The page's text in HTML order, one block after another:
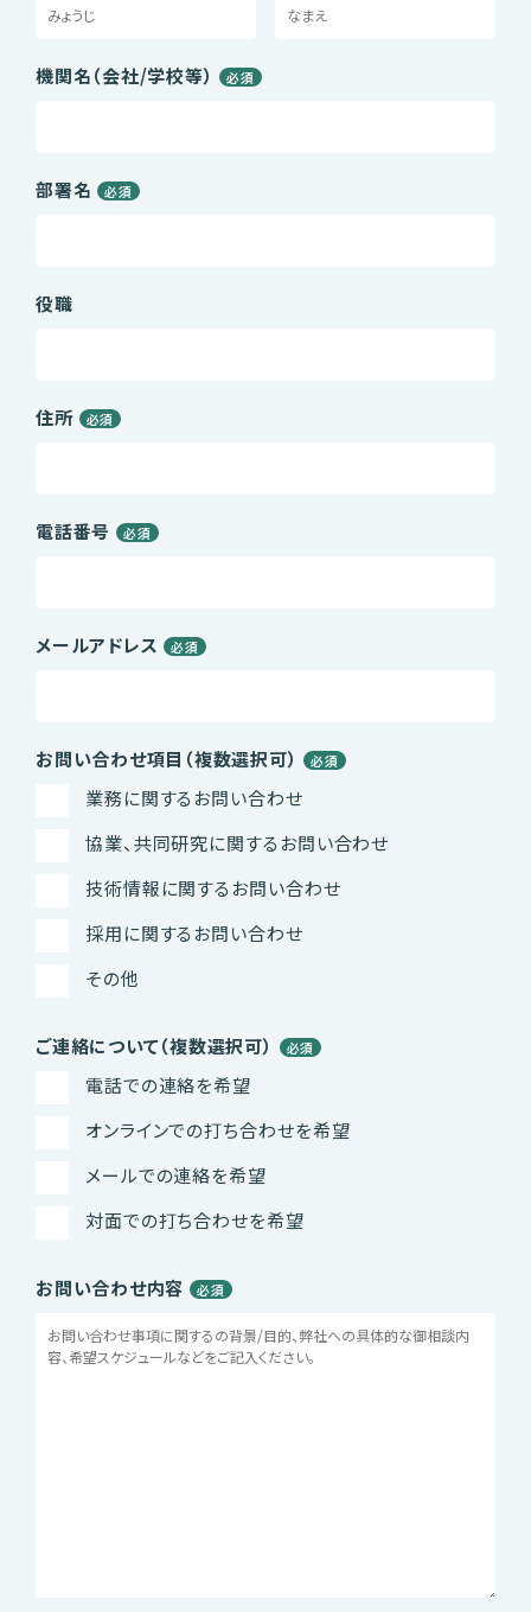
機関名（会社/学校等） 必須
部署名 必須
役職
住所 必須
電話番号 必須
メールアドレス 必須
お問い合わせ項目（複数選択可） 必須
業務に関するお問い合わせ
協業、共同研究に関するお問い合わせ
技術情報に関するお問い合わせ
採用に関するお問い合わせ
その他
ご連絡について（複数選択可） 必須
電話での連絡を希望
オンラインでの打ち合わせを希望
メールでの連絡を希望
対面での打ち合わせを希望
お問い合わせ内容 必須